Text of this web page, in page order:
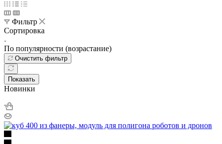
Фильтр
Сортировка
По популярности (возрастание)
Очистить фильтр
Показать
Новинки